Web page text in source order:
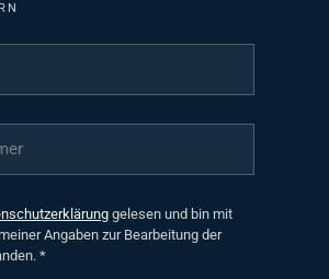
gelesen und bin mit
Angaben zur Bearbeitung der
*